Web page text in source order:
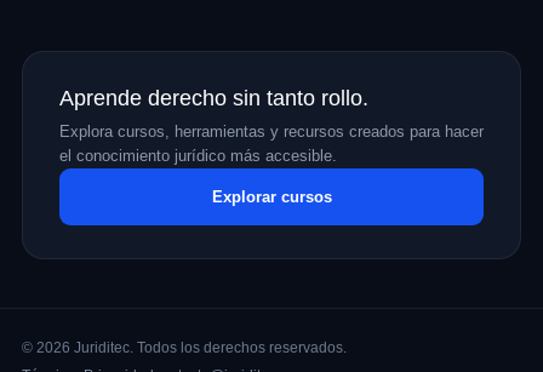
Aprende derecho sin tanto rollo.
Explora cursos, herramientas y recursos creados para hacer
el conocimiento jurídico más accesible.
Explorar cursos
© 2026 Juriditec. Todos los derechos reservados.